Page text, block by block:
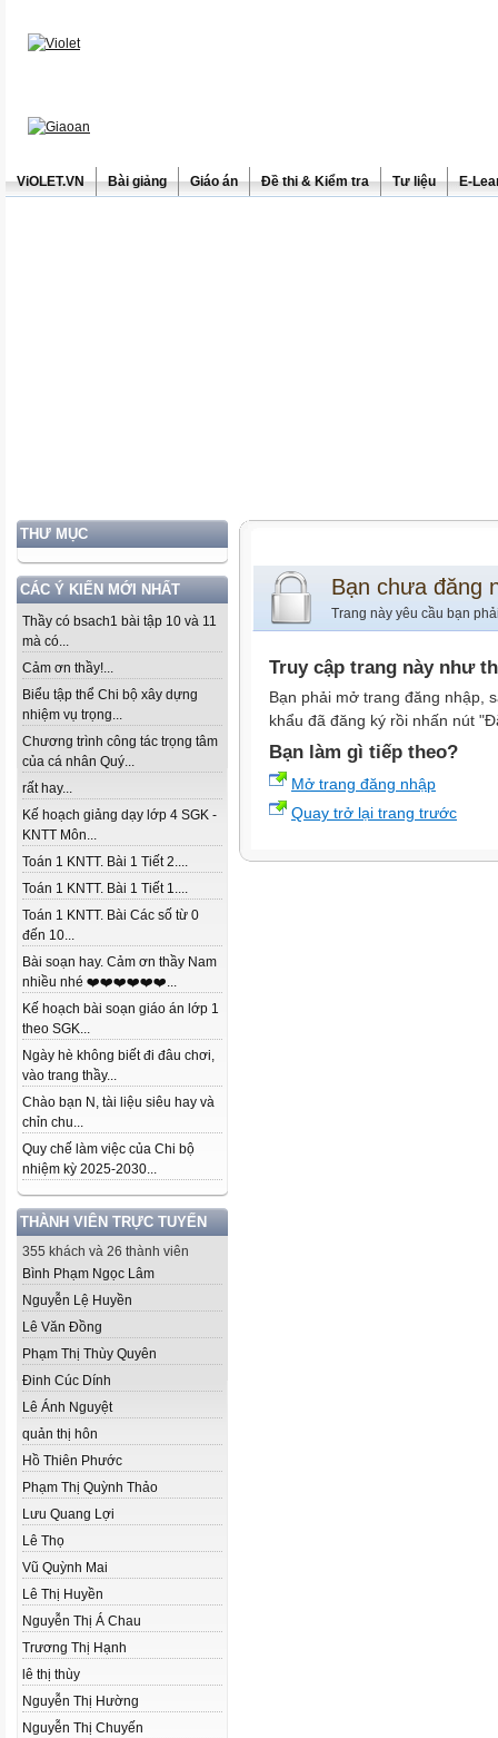
ViOLET.VN Bài giảng Giáo án Đề thi & Kiểm tra Tư liệu E-
THƯ MỤC
CÁC Ý KIẾN MỚI NHẤT
Thầy có bsach1 bài tập 10 và 11
mà có...
Cảm ơn thầy!...
Biểu tập thể Chi bộ xây dựng
nhiệm vụ trọng...
Chương trình công tác trọng tâm
của cá nhân Quý...
rất hay...
Kế hoạch giảng dạy lớp 4 SGK -
KNTT Môn...
Toán 1 KNTT. Bài 1 Tiết 2....
Toán 1 KNTT. Bài 1 Tiết 1....
Toán 1 KNTT. Bài Các số từ 0
đến 10...
Bài soạn hay. Cảm ơn thầy Nam
nhiều nhé ❤️❤️❤️❤️❤️❤️...
Kế hoạch bài soạn giáo án lớp 1
theo SGK...
Ngày hè không biết đi đâu chơi,
vào trang thầy...
Chào bạn N, tài liệu siêu hay và
chỉn chu...
Quy chế làm việc của Chi bộ
nhiệm kỳ 2025-2030...
THÀNH VIÊN TRỰC TUYẾN
355 khách và 26 thành viên
Bình Phạm Ngọc Lâm
Nguyễn Lệ Huyền
Lê Văn Đồng
Phạm Thị Thùy Quyên
Đinh Cúc Dính
Lê Ánh Nguyệt
quản thị hôn
Hồ Thiên Phước
Phạm Thị Quỳnh Thảo
Lưu Quang Lợi
Lê Thọ
Vũ Quỳnh Mai
Lê Thị Huyền
Nguyễn Thị Á Chau
Trương Thị Hạnh
lê thị thùy
Nguyễn Thị Hường
Nguyễn Thị Chuyến
Bạn chưa đăng
Trang này yêu cầu bạn
Truy cập trang này như
Bạn phải mở trang đăng nhập,
khẩu đã đăng ký rồi nhấn nút
Bạn làm gì tiếp theo?
Mở trang đăng nhập
Quay trở lại trang trước